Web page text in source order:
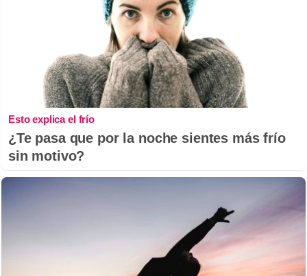
Esto explica el frío
¿Te pasa que por la noche sientes más frío
sin motivo?